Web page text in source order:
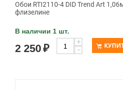
Обои RTI2110-4 DID Trend Art
флизелине
В наличии 1 шт.
2 250₽
+
−